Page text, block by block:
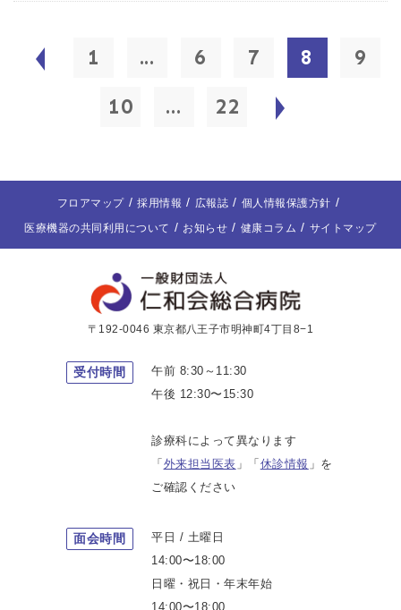
1 ... 6 7 8
9
10
... 22
フロアマップ 採用情報 広報誌
個人情報保護方針
医療機器の共同利用について
お知らせ 健康コラム サイトマップ
〒192-0046 東京都八王子市明神町4丁目8−1
受付時間
午前 8:30～11:30
午後 12:30〜15:30
診療科によって異なります
「 外来担当医表 」「 休診情報 」を
ご確認ください
面会時間
平日 / 土曜日
14:00〜18:00
日曜・祝日・年末年始
14:00〜18:00